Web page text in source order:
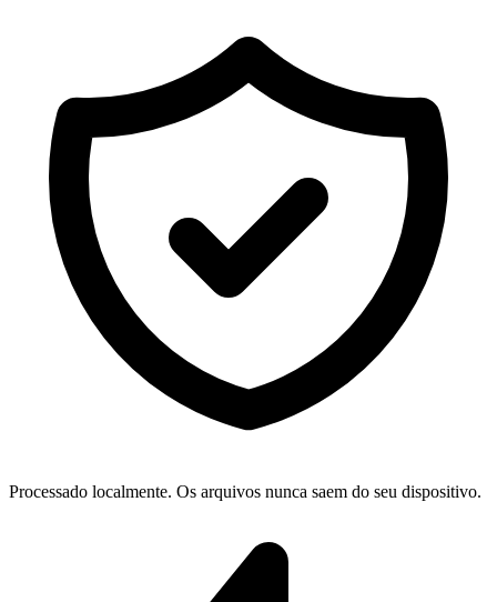
Processado localmente. Os arquivos nunca saem do seu dispositivo.